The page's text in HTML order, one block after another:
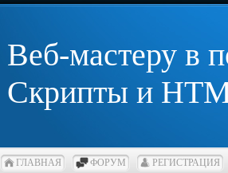
Веб-мастеру в
Скрипты и
ГЛАВНАЯ ФОРУМ РЕГИСТРАЦИЯ